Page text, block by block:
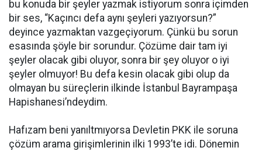
bu konuda bir şeyler yazmak istiyorum sonra içimden
bir ses, “Kaçıncı defa aynı şeyleri yazıyorsun?”
deyince yazmaktan vazgeçiyorum. Çünkü bu sorun
esasında şöyle bir sorundur. Çözüme dair tam iyi
şeyler olacak gibi oluyor, sonra bir şey oluyor o iyi
şeyler olmuyor! Bu defa kesin olacak gibi olup da
olmayan bu süreçlerin ilkinde İstanbul Bayrampaşa
Hapishanesi’ndeydim.
Hafızam beni yanıltmıyorsa Devletin PKK ile soruna
çözüm arama girişimlerinin ilki 1993’te idi. Dönemin